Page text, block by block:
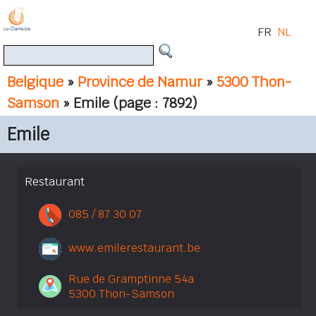
Belgique » Province de Namur» 5300 Thon-
Samson » Emile (page : 7892)
FR NL
Emile
Restaurant
085 / 87 30 07
www.emilerestaurant.be
Rue de Gramptinne 54a
5300 Thon-Samson